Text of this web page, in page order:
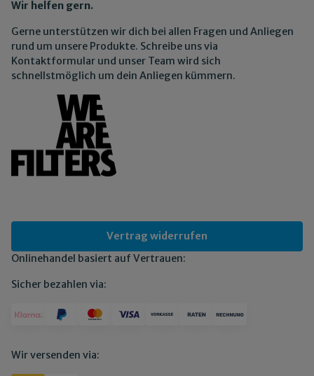
Wir helfen gern.
Gerne unterstützen wir dich bei allen Fragen und Anliegen
rund um unsere Produkte. Schreibe uns via
Kontaktformular und unser Team wird sich
schnellstmöglich um dein Anliegen kümmern.
Vertrag widerrufen
Onlinehandel basiert auf Vertrauen:
Sicher bezahlen via:
Wir versenden via: